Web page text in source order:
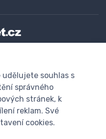
udělujete souhlas s
správného
stránek, k
reklam. Své
cookies.